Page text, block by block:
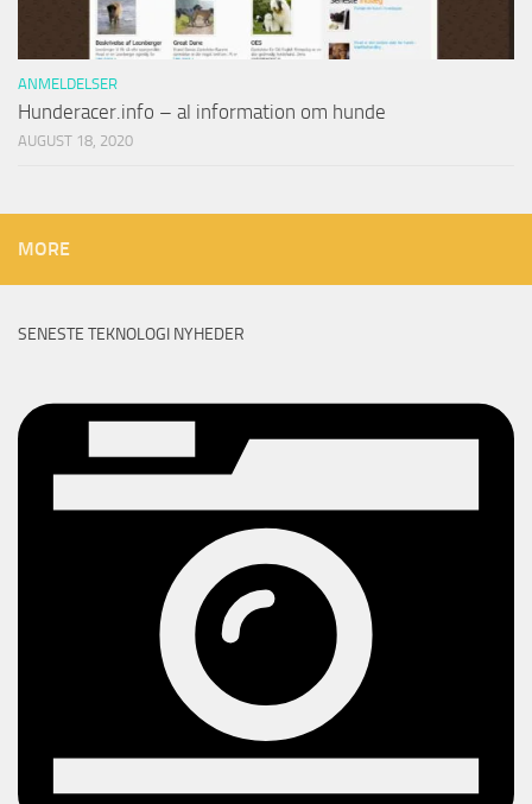
ANMELDELSER
Hunderacer.info – al information om hunde
AUGUST 18, 2020
MORE
SENESTE TEKNOLOGI NYHEDER